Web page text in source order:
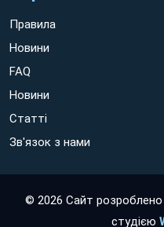
Правила
Новини
FAQ
Новини
Статті
Зв'язок з нами
© 2026 Сайт розроблено
студією